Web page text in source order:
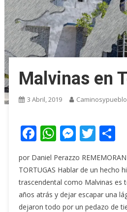
Malvinas en
3 Abril, 2019
Facebook
WhatsApp
por Daniel Perazzo
TORTUGAS Hablar de un hecho
trascendental como Malvinas es
años atrás y dejar escapar una
dejaron todo por un pedazo de